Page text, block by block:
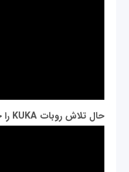
حال تلاش روبات KUKA را جهت انتقام ببینید: